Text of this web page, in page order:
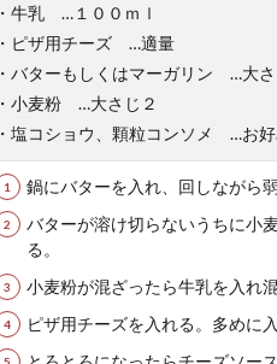
使いきれなかっ
・牛乳 …１００ｍｌ
・ピザ用チーズ …適量
・バターもしくはマーガリン …大
・小麦粉 …大さじ２
・塩コショウ、顆粒コンソメ …お
鍋にバターを入れ、回しながら
バターが溶け切らないうちに小
る。
小麦粉が混ざったら牛乳を入れ
ピザ用チーズを入れる。多めに